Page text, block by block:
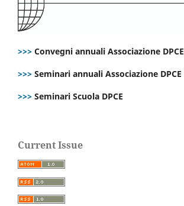
>>> Convegni annuali Associazione DPCE
>>> Seminari annuali Associazione DPCE
>>> Seminari Scuola DPCE
Current Issue